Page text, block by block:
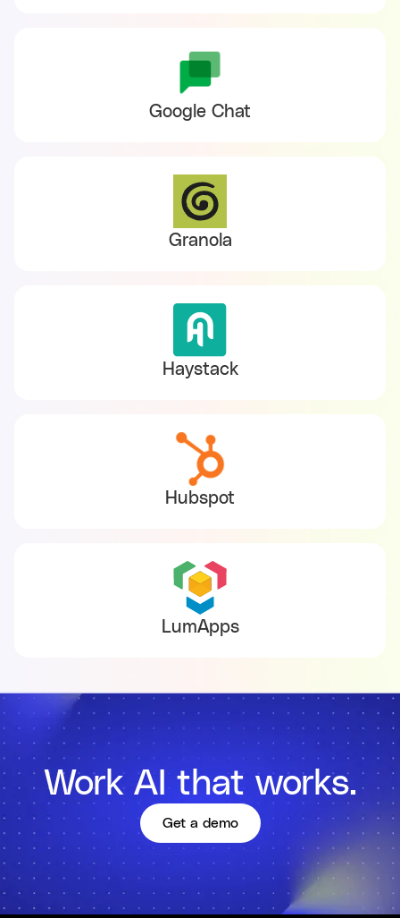
Google Chat
Granola
Haystack
Hubspot
LumApps
Work AI that works.
Get a demo